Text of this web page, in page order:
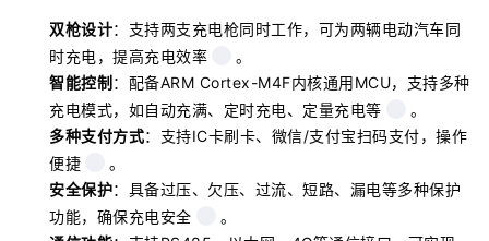
双枪设计：支持两支充电枪同时工作，可为两辆电动汽车同
时充电，提高充电效率
。
智能控制 ：配备ARM Cortex-M4F内核通用MCU，支持多种
充电模式，如自动充满、定时充电、定量充电等
。
多种支付方式：支持IC卡刷卡、微信/支付宝扫码支付，操作
便捷
。
安全保护：具备过压、欠压、过流、短路、漏电等多种保护
功能，确保充电安全
。